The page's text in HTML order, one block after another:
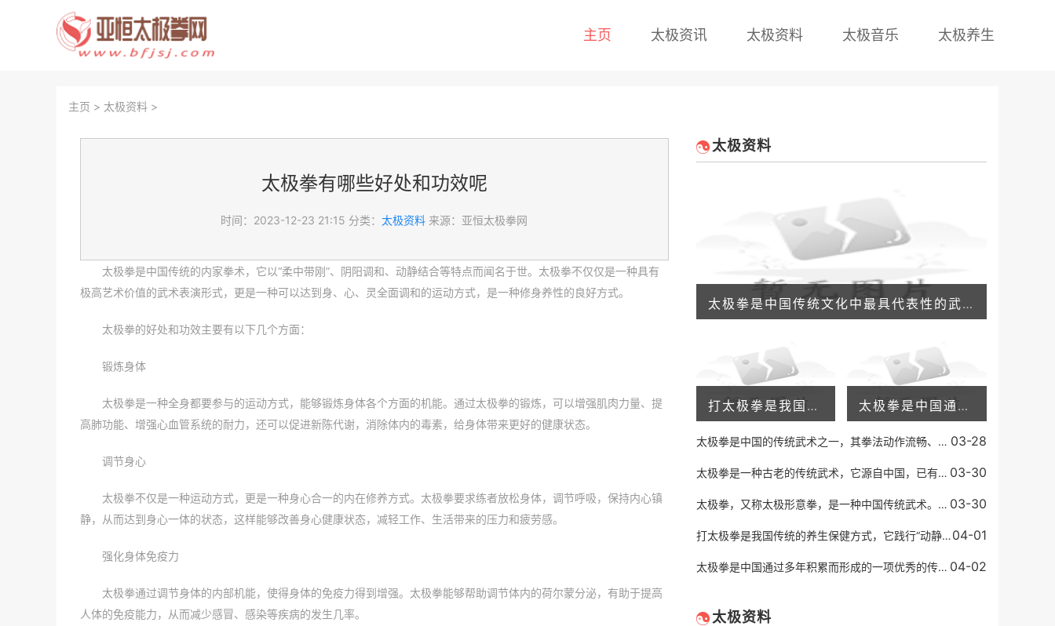
主页 太极资讯 太极资料 太极音乐 太极养生
主页 > 太极资料 >
太极拳有哪些好处和功效呢
时间：2023-12-23 21:15 分类：太极资料 来源：亚恒太极拳网
太极拳是中国传统的内家拳术，它以“柔中带刚”、阴阳调和、动静结合等特点而闻名于世。太极拳不仅仅是一种具有
极高艺术价值的武术表演形式，更是一种可以达到身、心、灵全面调和的运动方式，是一种修身养性的良好方式。
太极拳的好处和功效主要有以下几个方面：
锻炼身体
太极拳是一种全身都要参与的运动方式，能够锻炼身体各个方面的机能。通过太极拳的锻炼，可以增强肌肉力量、提
高肺功能、增强心血管系统的耐力，还可以促进新陈代谢，消除体内的毒素，给身体带来更好的健康状态。
调节身心
太极拳不仅是一种运动方式，更是一种身心合一的内在修养方式。太极拳要求练者放松身体，调节呼吸，保持内心镇
静，从而达到身心一体的状态，这样能够改善身心健康状态，减轻工作、生活带来的压力和疲劳感。
强化身体免疫力
太极拳通过调节身体的内部机能，使得身体的免疫力得到增强。太极拳能够帮助调节体内的荷尔蒙分泌，有助于提高
人体的免疫能力，从而减少感冒、感染等疾病的发生几率。
太极资料
太极拳是中国传统文化中最具代表性的武术，不仅因为它的拳术技巧复杂、精湛，更因为它所承载的丰厚哲学思想和人生智慧。在太极拳的实战中，有一套独特的拳理，即太极拳的拳理
打太极拳是我国传统的养生保健方式，它践行“动静相生、阴阳调和”的理念，不仅能够增强身体的抵抗力，还可以放松身心，缓解压力。有些人在练习太极拳之后，会发现自己的失眠 太极拳是中国通过多年积累而形成的一项优秀的传统运动方式。它已成为世界知名的健身运动形式之一。太极拳通过舒缓的身体动作和深度呼吸，有效地增强身体的柔顺度、平衡能力、
太极拳是中国的传统武术之一，其拳法动作流畅、柔和舒展，以柔克刚，以缓为快，以柔顺化刚强，以小胜大，以不动应万变的特点著称，代表着中国武术的高超境界和深邃内涵。而太 03-28
太极拳是一种古老的传统武术，它源自中国，已有几百年的历史。太极拳注重内功和外功的结合，同时强调身心的和谐，它被认为是一种有效的身体健身方式，也能帮助人们调整心态。 03-30
太极拳，又称太极形意拳，是一种中国传统武术。它源于中国道家的一种哲学思想，认为一切事物都是由两种相反的力量所组成，即阴阳。太极拳讲究“柔中带刚”，通过缓慢的动作和 03-30
打太极拳是我国传统的养生保健方式，它践行“动静相生、阴阳调和”的理念，不仅能够增强身体的抵抗力，还可以放松身心，缓解压力。有些人在练习太极拳之后，会发现自己的失眠04-01
太极拳是中国通过多年积累而形成的一项优秀的传统运动方式。它已成为世界知名的健身运动形式之一。太极拳通过舒缓的身体动作和深度呼吸，有效地增强身体的柔顺度、平衡能力、 04-02
太极资料